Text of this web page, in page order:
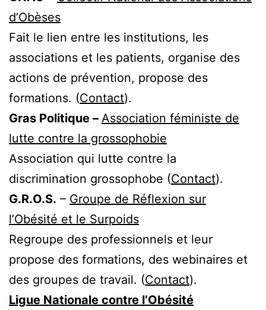
d’Obèses
Fait le lien entre les institutions, les
associations et les patients, organise des
actions de prévention, propose des
formations. (Contact).
Gras Politique – Association féministe de
lutte contre la grossophobie
Association qui lutte contre la
discrimination grossophobe (Contact).
G.R.O.S. – Groupe de Réflexion sur
l’Obésité et le Surpoids
Regroupe des professionnels et leur
propose des formations, des webinaires et
des groupes de travail. (Contact).
Ligue Nationale contre l’Obésité